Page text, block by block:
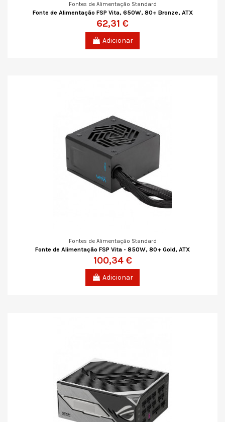
Fontes de Alimentação Standard
Fonte de Alimentação FSP Vita, 650W, 80+ Bronze, ATX
62,31 €
Adicionar
Fontes de Alimentação Standard
Fonte de Alimentação FSP Vita - 850W, 80+ Gold, ATX
100,34 €
Adicionar